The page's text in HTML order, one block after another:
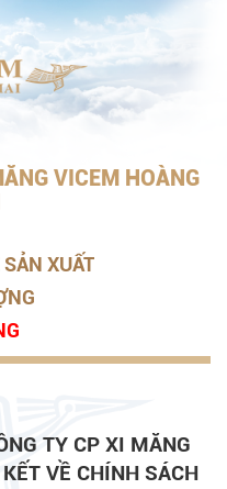
VICEM HOÀNG
XUẤT
TY CP XI MĂNG
VỀ CHÍNH SÁCH